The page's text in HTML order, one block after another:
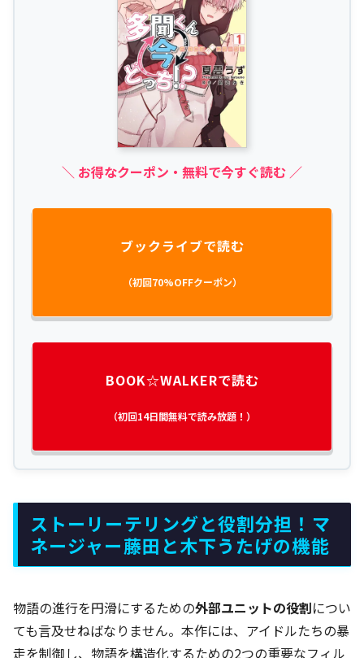
＼ お得なクーポン・無料で今すぐ読む ／
ブックライブで読む
（初回70%OFFクーポン）
BOOK☆WALKERで読む
（初回14日間無料で読み放題！）
ストーリーテリングと役割分担！マ
ネージャー藤田と木下うたげの機能
物語の進行を円滑にするための外部ユニットの役割につい
ても言及せねばなりません。本作には、アイドルたちの暴
走を制御し、物語を構造化するための2つの重要なフィル